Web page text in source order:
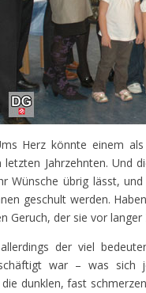
Herz könnte einem als
letzten Jahrzehnten. Und
Wünsche übrig lässt,
geschult werden.
Geruch, der sie vor
der viel
war – was sich
dunklen, fast